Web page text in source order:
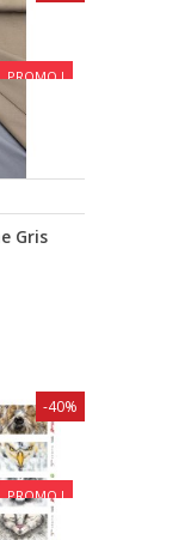
PROMO !
Gris
PROMO !
-40%